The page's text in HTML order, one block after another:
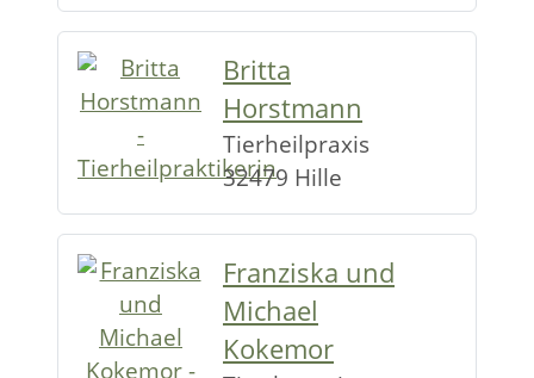
Britta
Horstmann
Tierheilpraxis
32479 Hille
Franziska und
Michael
Kokemor